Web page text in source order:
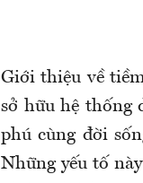
Giới thiệu về
sở hữu hệ thống
phú cùng đời
Những yếu tố